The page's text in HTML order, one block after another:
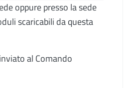
oppure presso la sede
scaricabili da questa
al Comando